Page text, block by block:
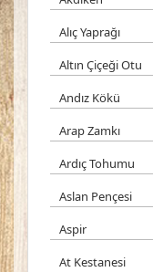
Alıç Yaprağı
Altın Çiçeği Otu
Andız Kökü
Arap Zamkı
Ardıç Tohumu
Aslan Pençesi
Aspir
At Kestanesi